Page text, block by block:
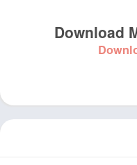
Download